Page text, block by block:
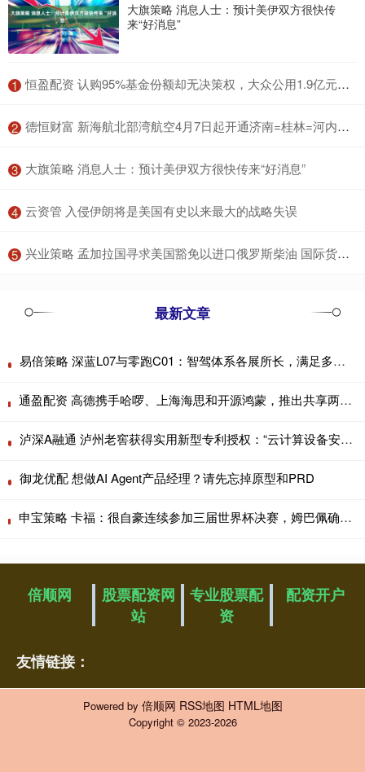
大旗策略 消息人士：预计美伊双方很快传
来“好消息”
1 ​恒盈配资 认购95%基金份额却无决策权，大众公用1.9亿元投资引上交所紧急问询
2 ​德恒财富 新海航北部湾航空4月7日起开通济南=桂林=河内国际航线
3 ​大旗策略 消息人士：预计美伊双方很快传来“好消息”
4 ​云资管 入侵伊朗将是美国有史以来最大的战略失误
5 ​兴业策略 孟加拉国寻求美国豁免以进口俄罗斯柴油 国际货币基金组织警告能源冲击
最新文章
易倍策略 深蓝L07与零跑C01：智驾体系各展所长，满足多样出行需求
通盈配资 高德携手哈啰、上海海思和开源鸿蒙，推出共享两轮行业首个AI原生导航方案
泸深A融通 泸州老窖获得实用新型专利授权：“云计算设备安装柜”
御龙优配 想做AI Agent产品经理？请先忘掉原型和PRD
申宝策略 卡福：很自豪连续参加三届世界杯决赛，姆巴佩确实有机会追平
倍顺网
股票配资网
站
专业股票配
资
配资开户
友情链接：
Powered by 倍顺网 RSS地图 HTML地图
Copyright © 2023-2026